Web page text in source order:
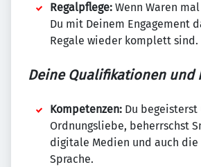
Regalpflege: Wenn Waren
Du mit Deinem Engagement
Regale wieder komplett sind.
Deine Qualifikationen und
Kompetenzen: Du
Ordnungsliebe, beherrschst
digitale Medien und auch die
Sprache.